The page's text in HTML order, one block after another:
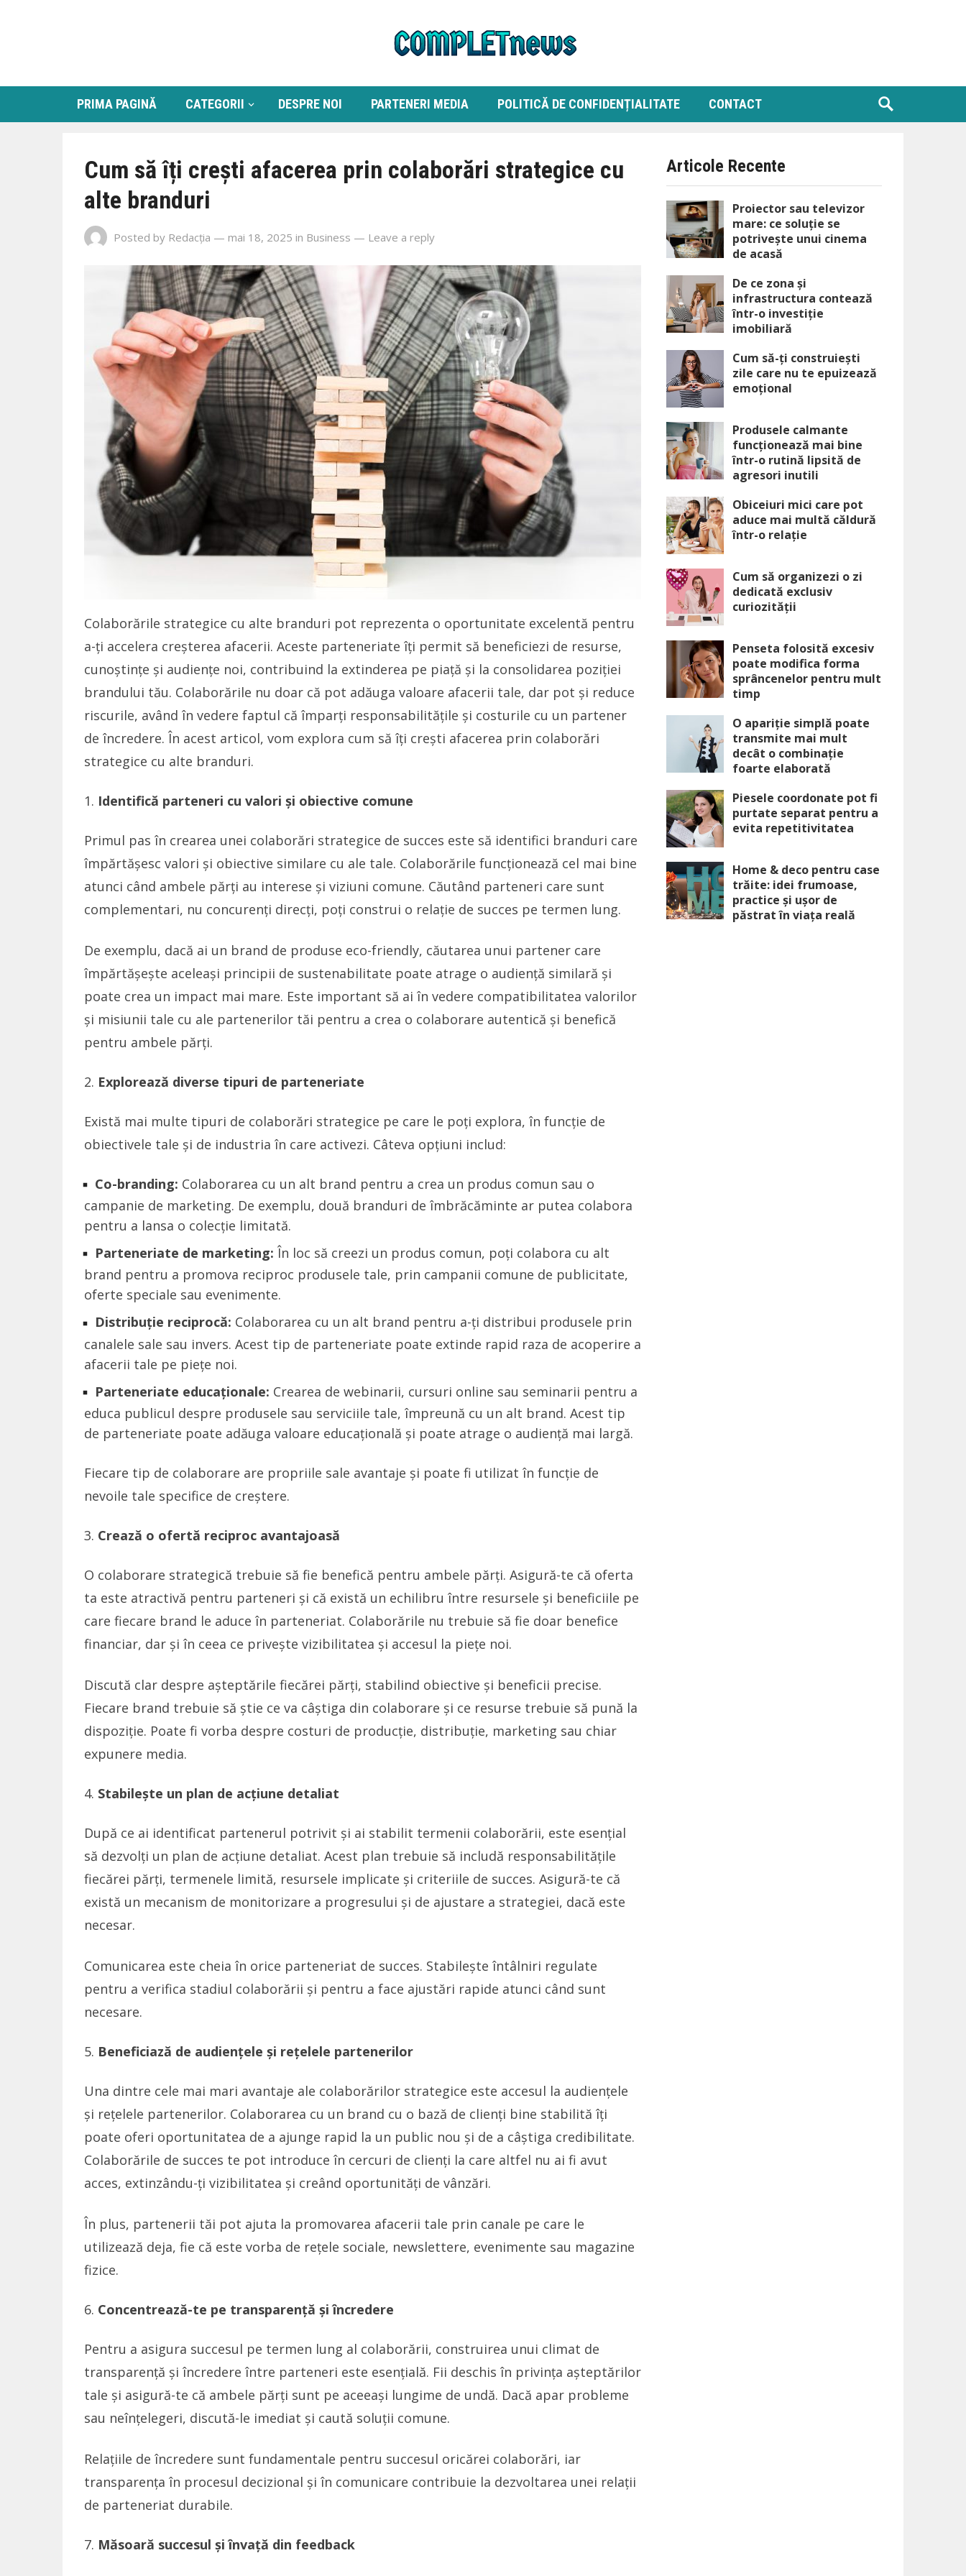
PRIMA PAGINĂ CATEGORII DESPRE NOI PARTENERI MEDIA POLITICĂ DE CONFIDENȚIALITATE CONTACT
Cum să îți crești afacerea prin colaborări strategice cu
alte branduri
Posted by Redacția — mai 18, 2025 in Business — Leave a reply
Colaborările strategice cu alte branduri pot reprezenta o oportunitate excelentă pentru
a-ți accelera creșterea afacerii. Aceste parteneriate îți permit să beneficiezi de resurse,
cunoștințe și audiențe noi, contribuind la extinderea pe piață și la consolidarea poziției
brandului tău. Colaborările nu doar că pot adăuga valoare afacerii tale, dar pot și reduce
riscurile, având în vedere faptul că împarți responsabilitățile și costurile cu un partener
de încredere. În acest articol, vom explora cum să îți crești afacerea prin colaborări
strategice cu alte branduri.
Identifică parteneri cu valori și obiective comune
Primul pas în crearea unei colaborări strategice de succes este să identifici branduri care
împărtășesc valori și obiective similare cu ale tale. Colaborările funcționează cel mai bine
atunci când ambele părți au interese și viziuni comune. Căutând parteneri care sunt
complementari, nu concurenți direcți, poți construi o relație de succes pe termen lung.
De exemplu, dacă ai un brand de produse eco-friendly, căutarea unui partener care
împărtășește aceleași principii de sustenabilitate poate atrage o audiență similară și
poate crea un impact mai mare. Este important să ai în vedere compatibilitatea valorilor
și misiunii tale cu ale partenerilor tăi pentru a crea o colaborare autentică și benefică
pentru ambele părți.
Explorează diverse tipuri de parteneriate
Există mai multe tipuri de colaborări strategice pe care le poți explora, în funcție de
obiectivele tale și de industria în care activezi. Câteva opțiuni includ:
Co-branding: Colaborarea cu un alt brand pentru a crea un produs comun sau o
campanie de marketing. De exemplu, două branduri de îmbrăcăminte ar putea colabora
pentru a lansa o colecție limitată.
Parteneriate de marketing: În loc să creezi un produs comun, poți colabora cu alt
brand pentru a promova reciproc produsele tale, prin campanii comune de publicitate,
oferte speciale sau evenimente.
Distribuție reciprocă: Colaborarea cu un alt brand pentru a-ți distribui produsele prin
canalele sale sau invers. Acest tip de parteneriate poate extinde rapid raza de acoperire a
afacerii tale pe piețe noi.
Parteneriate educaționale: Crearea de webinarii, cursuri online sau seminarii pentru a
educa publicul despre produsele sau serviciile tale, împreună cu un alt brand. Acest tip
de parteneriate poate adăuga valoare educațională și poate atrage o audiență mai largă.
Fiecare tip de colaborare are propriile sale avantaje și poate fi utilizat în funcție de
nevoile tale specifice de creștere.
Crează o ofertă reciproc avantajoasă
O colaborare strategică trebuie să fie benefică pentru ambele părți. Asigură-te că oferta
ta este atractivă pentru parteneri și că există un echilibru între resursele și beneficiile pe
care fiecare brand le aduce în parteneriat. Colaborările nu trebuie să fie doar benefice
financiar, dar și în ceea ce privește vizibilitatea și accesul la piețe noi.
Discută clar despre așteptările fiecărei părți, stabilind obiective și beneficii precise.
Fiecare brand trebuie să știe ce va câștiga din colaborare și ce resurse trebuie să pună la
dispoziție. Poate fi vorba despre costuri de producție, distribuție, marketing sau chiar
expunere media.
Stabilește un plan de acțiune detaliat
După ce ai identificat partenerul potrivit și ai stabilit termenii colaborării, este esențial
să dezvolți un plan de acțiune detaliat. Acest plan trebuie să includă responsabilitățile
fiecărei părți, termenele limită, resursele implicate și criteriile de succes. Asigură-te că
există un mecanism de monitorizare a progresului și de ajustare a strategiei, dacă este
necesar.
Comunicarea este cheia în orice parteneriat de succes. Stabilește întâlniri regulate
pentru a verifica stadiul colaborării și pentru a face ajustări rapide atunci când sunt
necesare.
Beneficiază de audiențele și rețelele partenerilor
Una dintre cele mai mari avantaje ale colaborărilor strategice este accesul la audiențele
și rețelele partenerilor. Colaborarea cu un brand cu o bază de clienți bine stabilită îți
poate oferi oportunitatea de a ajunge rapid la un public nou și de a câștiga credibilitate.
Colaborările de succes te pot introduce în cercuri de clienți la care altfel nu ai fi avut
acces, extinzându-ți vizibilitatea și creând oportunități de vânzări.
În plus, partenerii tăi pot ajuta la promovarea afacerii tale prin canale pe care le
utilizează deja, fie că este vorba de rețele sociale, newslettere, evenimente sau magazine
fizice.
Concentrează-te pe transparență și încredere
Pentru a asigura succesul pe termen lung al colaborării, construirea unui climat de
transparență și încredere între parteneri este esențială. Fii deschis în privința așteptărilor
tale și asigură-te că ambele părți sunt pe aceeași lungime de undă. Dacă apar probleme
sau neînțelegeri, discută-le imediat și caută soluții comune.
Relațiile de încredere sunt fundamentale pentru succesul oricărei colaborări, iar
transparența în procesul decizional și în comunicare contribuie la dezvoltarea unei relații
de parteneriat durabile.
Măsoară succesul și învață din feedback
Articole Recente
Proiector sau televizor
mare: ce soluție se
potrivește unui cinema
de acasă
De ce zona și
infrastructura contează
într-o investiție
imobiliară
Cum să-ți construiești
zile care nu te epuizează
emoțional
Produsele calmante
funcționează mai bine
într-o rutină lipsită de
agresori inutili
Obiceiuri mici care pot
aduce mai multă căldură
într-o relație
Cum să organizezi o zi
dedicată exclusiv
curiozității
Penseta folosită excesiv
poate modifica forma
sprâncenelor pentru mult
timp
O apariție simplă poate
transmite mai mult
decât o combinație
foarte elaborată
Piesele coordonate pot fi
purtate separat pentru a
evita repetitivitatea
Home & deco pentru case
trăite: idei frumoase,
practice și ușor de
păstrat în viața reală